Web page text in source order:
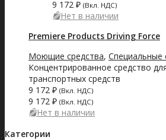
9 172 ₽ (Вкл. НДС)
Нет в наличии
Premiere Products Driving Force
Моющие средства, Специальные
Концентрированное средство
транспортных средств
9 172 ₽ (Вкл. НДС)
9 172 ₽ (Вкл. НДС)
Нет в наличии
Категории